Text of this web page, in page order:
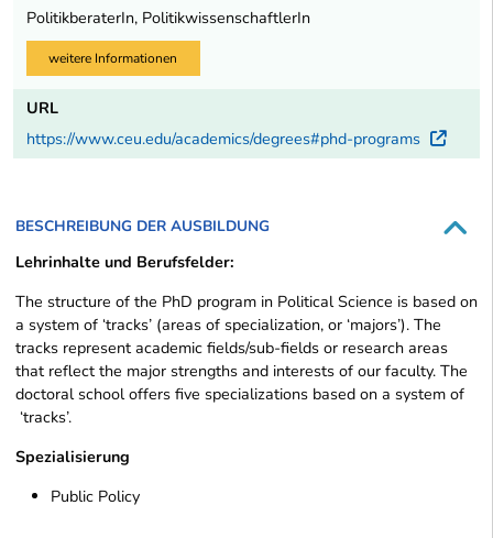
PolitikberaterIn, PolitikwissenschaftlerIn
weitere Informationen
URL
https://www.ceu.edu/academics/degrees#phd-programs
BESCHREIBUNG DER AUSBILDUNG
Lehrinhalte und Berufsfelder:
The structure of the PhD program in Political Science is based on
a system of ‘tracks’ (areas of specialization, or ‘majors’). The
tracks represent academic fields/sub-fields or research areas
that reflect the major strengths and interests of our faculty. The
doctoral school offers five specializations based on a system of
‘tracks’.
Spezialisierung
Public Policy